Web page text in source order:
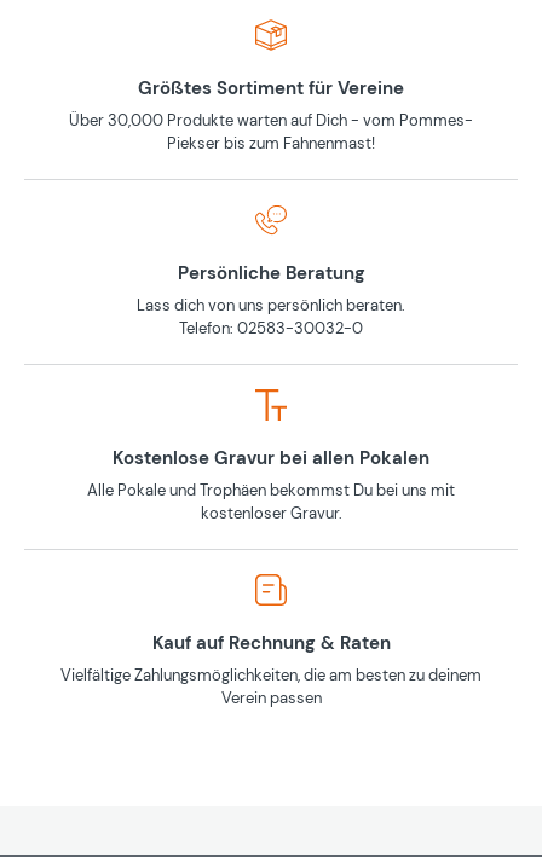
Größtes Sortiment für Vereine
Über 30,000 Produkte warten auf Dich - vom Pommes-
Piekser bis zum Fahnenmast!
Persönliche Beratung
Lass dich von uns persönlich beraten.
Telefon: 02583-30032-0
Kostenlose Gravur bei allen Pokalen
Alle Pokale und Trophäen bekommst Du bei uns mit
kostenloser Gravur.
Kauf auf Rechnung & Raten
Vielfältige Zahlungsmöglichkeiten, die am besten zu deinem
Verein passen